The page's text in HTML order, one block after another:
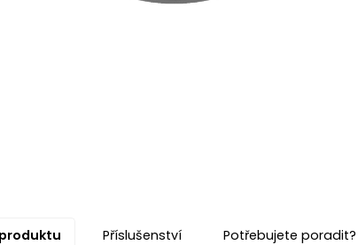
Příslušenství Potřebujete poradit?